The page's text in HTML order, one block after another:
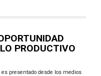
PRODUCTIVO
es presentado desde los medios